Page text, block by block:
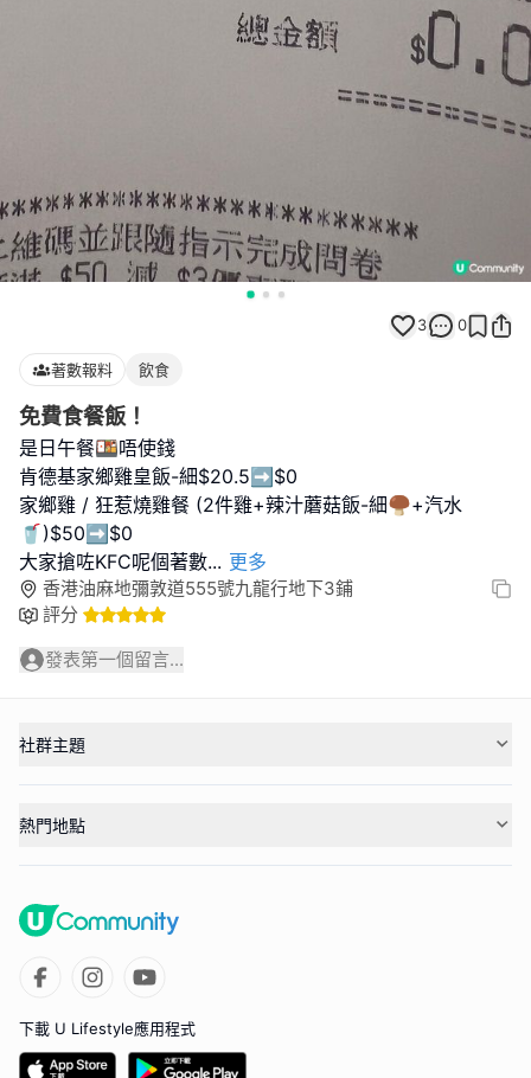
3 0
著數報料 飲食
免費食餐飯！
是日午餐🍱唔使錢
肯德基家鄉雞皇飯-細$20.5➡️$0
家鄉雞 / 狂惹燒雞餐 (2件雞+辣汁蘑菇飯-細🍄‍🟫+汽水
🥤)$50➡️$0
大家搶咗KFC呢個著數... 更多
香港油麻地彌敦道555號九龍行地下3鋪
評分
發表第一個留言...
社群主題
熱門地點
下載 U Lifestyle應用程式